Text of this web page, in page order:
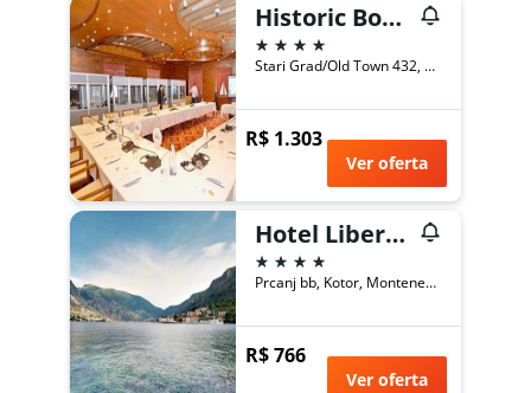
Historic Boutique Hotel Cattaro
4 estrelas
Stari Grad/Old Town 432, Kotor, Montenegro
R$ 1.303
Ver oferta
Hotel Libertas
4 estrelas
Prcanj bb, Kotor, Montenegro
R$ 766
Ver oferta